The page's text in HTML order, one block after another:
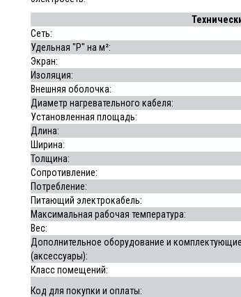
Сеть:
Удельная "P" на м²:
Экран:
Изоляция:
Внешняя оболочка:
Диаметр нагревательного кабеля:
Установленная площадь:
Длина:
Ширина:
Толщина:
Сопротивление:
Потребление:
Питающий электрокабель:
Максимальная рабочая температура:
Вес:
Дополнительное оборудование и комплектующие
(аксессуары):
Класс помещений:
Код для покупки и оплаты: